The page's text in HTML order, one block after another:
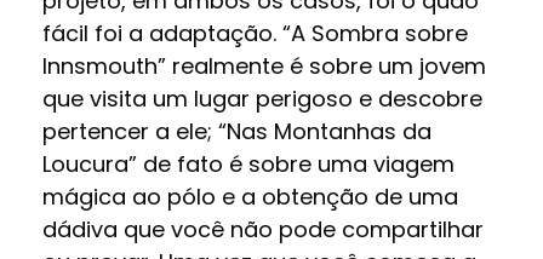
fácil foi a adaptação. “A Sombra sobre
Innsmouth” realmente é sobre um jovem
que visita um lugar perigoso e descobre
pertencer a ele; “Nas Montanhas da
Loucura” de fato é sobre uma viagem
mágica ao pólo e a obtenção de uma
dádiva que você não pode compartilhar